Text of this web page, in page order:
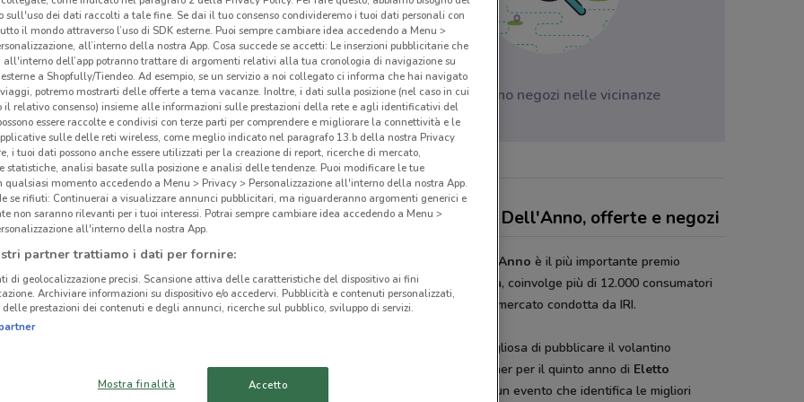
volantini nella tua zona. Riprova più tardi.
DELL'ANNO
MONTEROTONDO
DELL'ANNO
CIAMPINO
Non ci sono negozi nelle vicinanze
Eletto Prodotto Dell'Anno, offerte e negozi
Eletto Prodotto Dell'Anno è il più importante premio
all'Innovazione in Italia, coinvolge più di 12.000 consumatori
tramite una ricerca di mercato condotta da IRI.
Doveconviene è orgogliosa di pubblicare il volantino
ed essere media partner per il quinto anno di Eletto
, un evento che identifica le migliori
sull'uso dei dati raccolti a tale fine. Se dai il tuo consenso condivideremo i tuoi dati personali con
il mondo attraverso l’uso di SDK esterne. Puoi sempre cambiare idea accedendo a Menu >
all’interno della nostra App. Cosa succede se accetti: Le inserzioni pubblicitarie che
all'interno dell’app potranno trattare di argomenti relativi alla tua cronologia di navigazione su
a Shopfully/Tiendeo. Ad esempio, se un servizio a noi collegato ci informa che hai navigato
potremo mostrarti delle offerte a tema vacanze. Inoltre, i dati sulla posizione (nel caso in cui
il relativo consenso) insieme alle informazioni sulle prestazioni della rete e agli identificativi del
essere raccolte e condivisi con terze parti per comprendere e migliorare la connettività e le
sulle delle reti wireless, come meglio indicato nel paragrafo 13.b della nostra Privacy
i tuoi dati possono anche essere utilizzati per la creazione di report, ricerche di mercato,
statistiche, analisi basate sulla posizione e analisi delle tendenze. Puoi modificare le tue
qualsiasi momento accedendo a Menu > Privacy > Personalizzazione all'interno della nostra App.
se rifiuti: Continuerai a visualizzare annunci pubblicitari, ma riguarderanno argomenti generici e
non saranno rilevanti per i tuoi interessi. Potrai sempre cambiare idea accedendo a Menu >
all'interno della nostra App.
partner trattiamo i dati per fornire:
di geolocalizzazione precisi. Scansione attiva delle caratteristiche del dispositivo ai fini
Archiviare informazioni su dispositivo e/o accedervi. Pubblicità e contenuti personalizzati,
prestazioni dei contenuti e degli annunci, ricerche sul pubblico, sviluppo di servizi.
Mostra finalità Accetto